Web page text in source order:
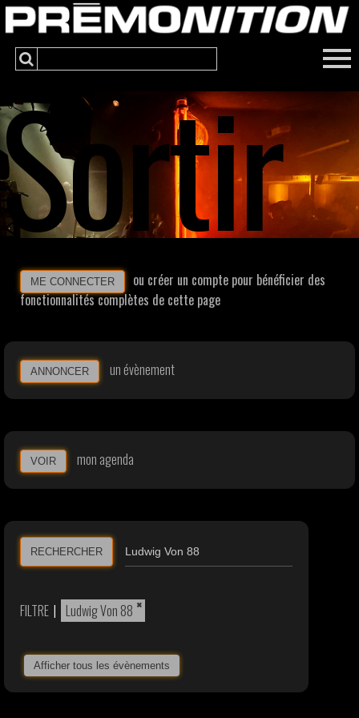
Sortir
ME CONNECTER
ou créer un compte pour bénéficier des
fonctionnalités complètes de cette page
ANNONCER un évènement
VOIR mon agenda
RECHERCHER
FILTRE | ×
Ludwig Von 88
Afficher tous les évènements